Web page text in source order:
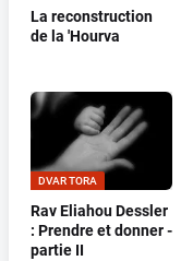
La reconstruction
de la 'Hourva
DVAR TORA
Rav Eliahou Dessler
: Prendre et donner -
partie II